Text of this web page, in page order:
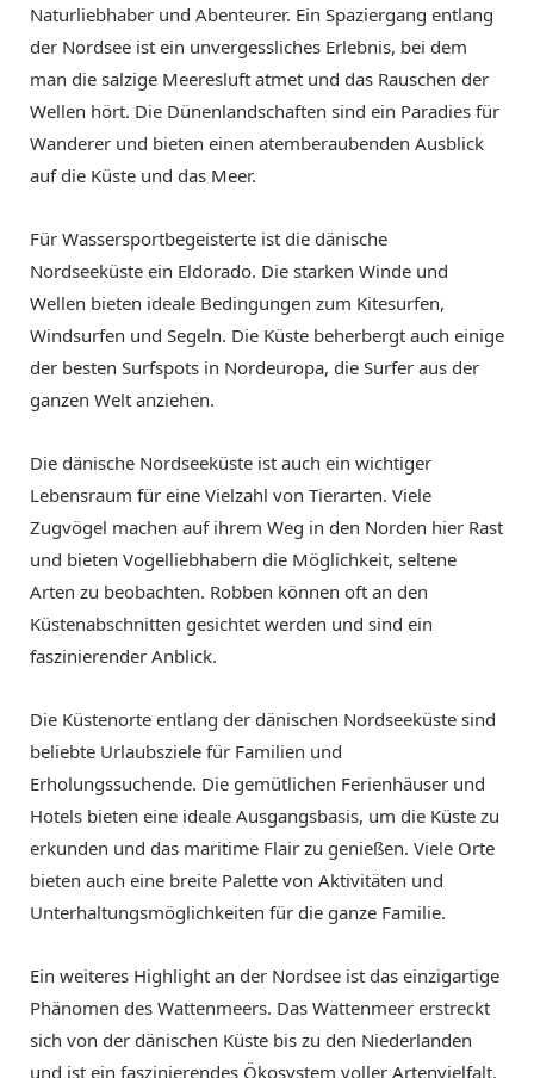
Naturliebhaber und Abenteurer. Ein Spaziergang entlang
der Nordsee ist ein unvergessliches Erlebnis, bei dem
man die salzige Meeresluft atmet und das Rauschen der
Wellen hört. Die Dünenlandschaften sind ein Paradies für
Wanderer und bieten einen atemberaubenden Ausblick
auf die Küste und das Meer.
Für Wassersportbegeisterte ist die dänische
Nordseeküste ein Eldorado. Die starken Winde und
Wellen bieten ideale Bedingungen zum Kitesurfen,
Windsurfen und Segeln. Die Küste beherbergt auch einige
der besten Surfspots in Nordeuropa, die Surfer aus der
ganzen Welt anziehen.
Die dänische Nordseeküste ist auch ein wichtiger
Lebensraum für eine Vielzahl von Tierarten. Viele
Zugvögel machen auf ihrem Weg in den Norden hier Rast
und bieten Vogelliebhabern die Möglichkeit, seltene
Arten zu beobachten. Robben können oft an den
Küstenabschnitten gesichtet werden und sind ein
faszinierender Anblick.
Die Küstenorte entlang der dänischen Nordseeküste sind
beliebte Urlaubsziele für Familien und
Erholungssuchende. Die gemütlichen Ferienhäuser und
Hotels bieten eine ideale Ausgangsbasis, um die Küste zu
erkunden und das maritime Flair zu genießen. Viele Orte
bieten auch eine breite Palette von Aktivitäten und
Unterhaltungsmöglichkeiten für die ganze Familie.
Ein weiteres Highlight an der Nordsee ist das einzigartige
Phänomen des Wattenmeers. Das Wattenmeer erstreckt
sich von der dänischen Küste bis zu den Niederlanden
und ist ein faszinierendes Ökosystem voller Artenvielfalt.